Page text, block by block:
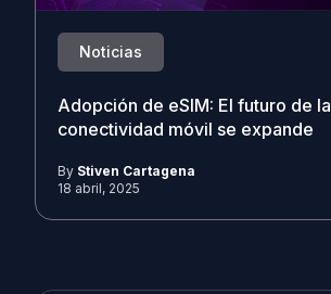
Noticias
Adopción de eSIM: El futuro de la
conectividad móvil se expande
By Stiven Cartagena
18 abril, 2025